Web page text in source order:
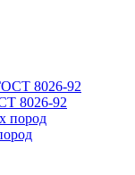
8026-92